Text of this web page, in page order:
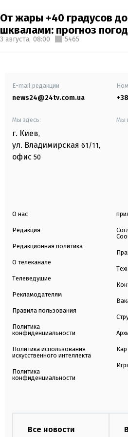
От жары +40 градусов
шквалами: прогноз
3 августа, 08:00 5465
E-mail редакции
news24@24tv.com.ua
Мы здесь:
г. Киев,
ул. Владимирская 61/11,
офис 50
Мы
О нас
Редакция
Редакционная политика
О телеканале
Телеведущие
Рекламодателям
Правила пользования
Политика
конфиденциальности
Политика использования
искусственного интеллекта
Политика
конфиденциальности
Все новости